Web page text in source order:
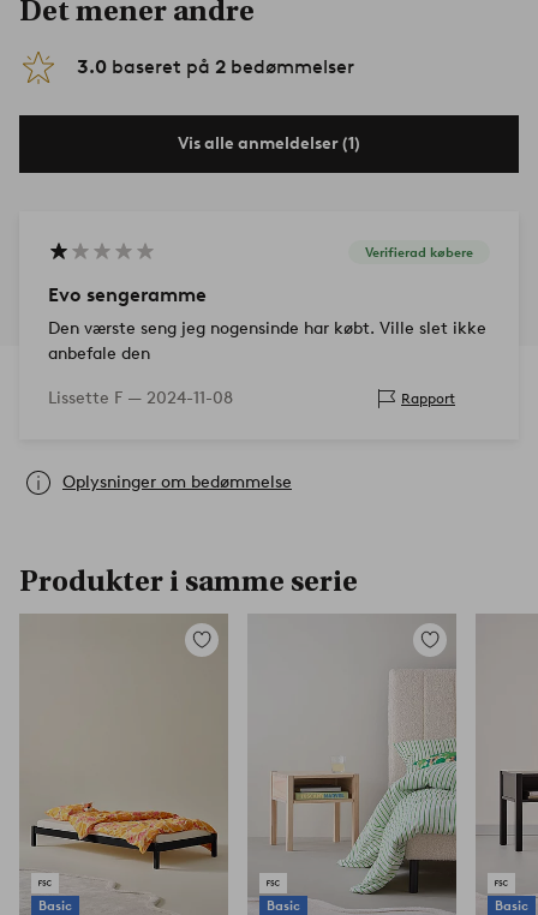
Det mener andre
3.0 baseret på 2 bedømmelser
Vis alle anmeldelser (1)
Verifierad købere
Evo sengeramme
Den værste seng jeg nogensinde har købt. Ville slet ikke
anbefale den
Lissette F — 2024-11-08 Rapport
Oplysninger om bedømmelse
Produkter i samme serie
Basic
Tilføj
Basic
Tilføj
favoritter
Basic